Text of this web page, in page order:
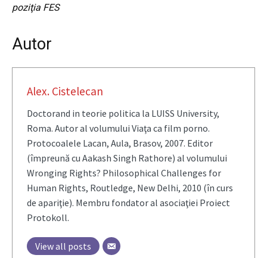
poziţia FES
Autor
Alex. Cistelecan
Doctorand in teorie politica la LUISS University,
Roma. Autor al volumului Viaţa ca film porno.
Protocoalele Lacan, Aula, Brasov, 2007. Editor
(împreună cu Aakash Singh Rathore) al volumului
Wronging Rights? Philosophical Challenges for
Human Rights, Routledge, New Delhi, 2010 (în curs
de apariţie). Membru fondator al asociaţiei Proiect
Protokoll.
View all posts